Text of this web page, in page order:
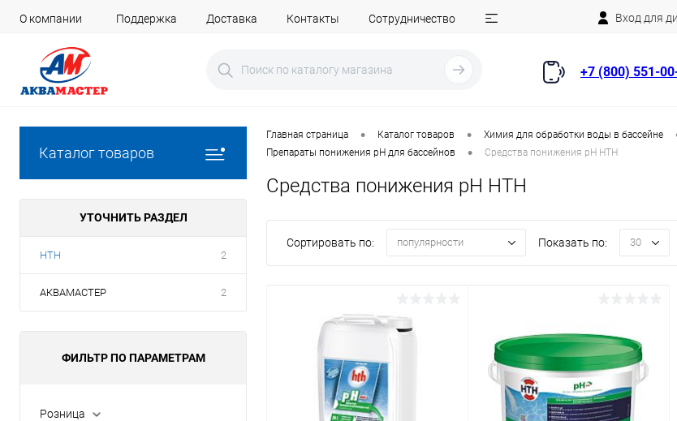
О компании Поддержка Доставка Контакты Сотрудничество Вход для
+7 (800) 551-
Каталог товаров
УТОЧНИТЬ РАЗДЕЛ
HTH 2
АКВАМАСТЕР 2
ФИЛЬТР ПО ПАРАМЕТРАМ
Розница
Главная страница • Каталог товаров • Химия для обработки воды в бассейне
Препараты понижения pH для бассейнов • Средства понижения pH HTH
Средства понижения pH HTH
Сортировать по: популярности Показать по: 30